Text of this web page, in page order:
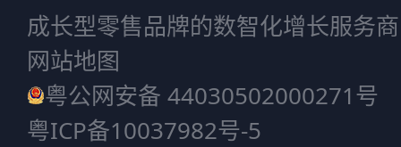
成长型零售品牌的数智化增长服务商
网站地图
粤公网安备 44030502000271号
粤ICP备10037982号-5